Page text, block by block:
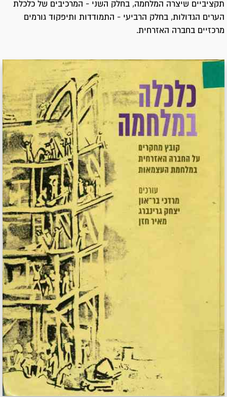
תקציביים שיצרה המלחמה, בחלק השני - המרכיבים של כלכלת
הערים הגדולות, בחלק הרביעי - התמודדות ותיפקוד גורמים
מרכזיים בחברה האזרחית.